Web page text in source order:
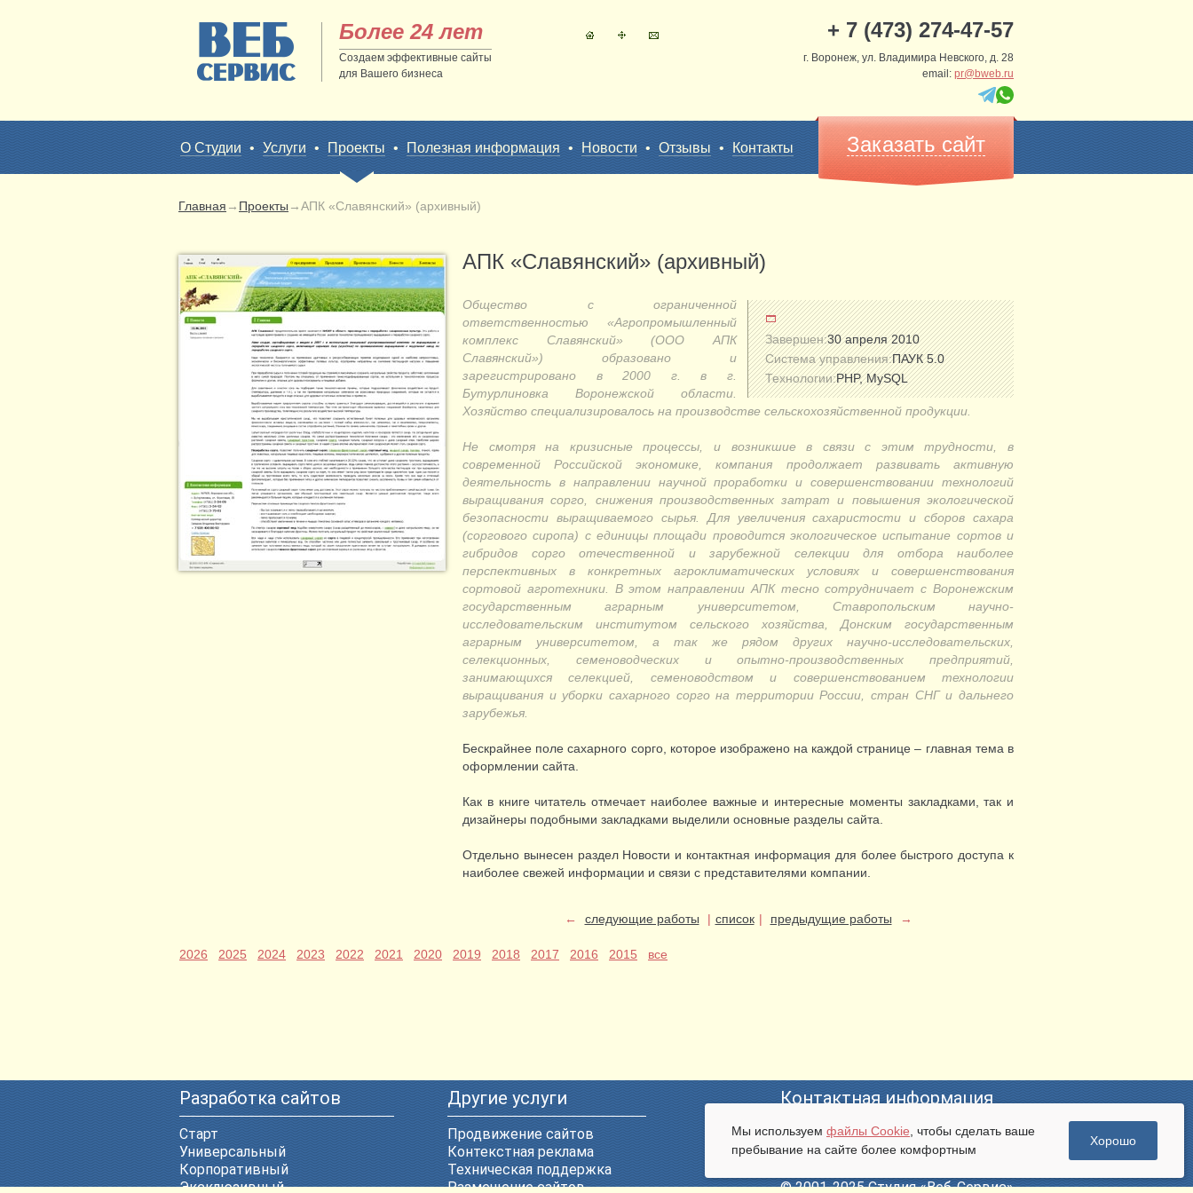
Более 24 лет
Создаем эффективные сайты
для Вашего бизнеса
+ 7 (473) 274-47-57
г. Воронеж, ул. Владимира Невского, д. 28
email: pr@bweb.ru
Заказать сайт
О Студии • Услуги • Проекты • Полезная информация • Новости • Отзывы • Контакты
Главная → Проекты →АПК «Славянский» (архивный)
АПК «Славянский» (архивный)
Завершен:30 апреля 2010
Система управления:ПАУК 5.0
Технологии:PHP, MySQL
Общество с ограниченной
ответственностью «Агропромышленный
комплекс Славянский» (ООО АПК
Славянский») образовано и
зарегистрировано в 2000 г. в г.
Бутурлиновка Воронежской области.
Хозяйство специализировалось на производстве сельскохозяйственной продукции.
Не смотря на кризисные процессы, и возникшие в связи с этим трудности, в
современной Российской экономике, компания продолжает развивать активную
деятельность в направлении научной проработки и совершенствовании технологий
выращивания сорго, снижения производственных затрат и повышения экологической
безопасности выращиваемого сырья. Для увеличения сахаристости и сборов сахара
(соргового сиропа) с единицы площади проводится экологическое испытание сортов и
гибридов сорго отечественной и зарубежной селекции для отбора наиболее
перспективных в конкретных агроклиматических условиях и совершенствования
сортовой агротехники. В этом направлении АПК тесно сотрудничает с Воронежским
государственным аграрным университетом, Ставропольским научно-
исследовательским институтом сельского хозяйства, Донским государственным
аграрным университетом, а так же рядом других научно-исследовательских,
селекционных, семеноводческих и опытно-производственных предприятий,
занимающихся селекцией, семеноводством и совершенствованием технологии
выращивания и уборки сахарного сорго на территории России, стран СНГ и дальнего
зарубежья.
Бескрайнее поле сахарного сорго, которое изображено на каждой странице – главная тема в
оформлении сайта.
Как в книге читатель отмечает наиболее важные и интересные моменты закладками, так и
дизайнеры подобными закладками выделили основные разделы сайта.
Отдельно вынесен раздел Новости и контактная информация для более быстрого доступа к
наиболее свежей информации и связи с представителями компании.
← следующие работы | список | предыдущие работы →
2026 2025 2024 2023 2022 2021 2020 2019 2018 2017 2016 2015 все
Разработка сайтов
Старт
Универсальный
Корпоративный
Эксклюзивный
Другие услуги
Продвижение сайтов
Контекстная реклама
Техническая поддержка
Размещение сайтов
Контактная информация
E-mail: pr@bweb.ru
Телефон: +7 (473) 274-47-57
© 2001-2025 Студия «Веб-Сервис»
Мы используем файлы Cookie , чтобы сделать ваше
пребывание на сайте более комфортным
Хорошо